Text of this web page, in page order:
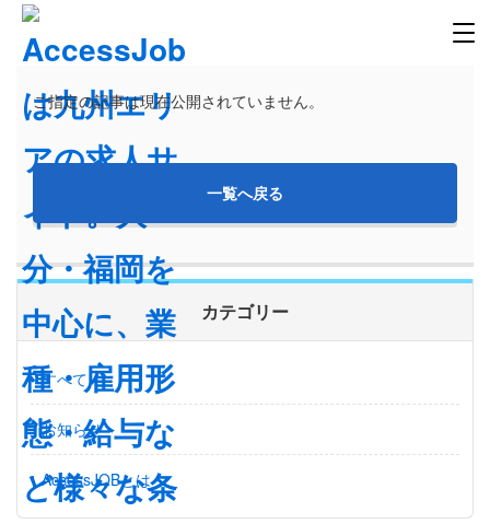
ご指定の記事は現在公開されていません。
一覧へ戻る
カテゴリー
すべて
お知らせ
AccessJOBとは